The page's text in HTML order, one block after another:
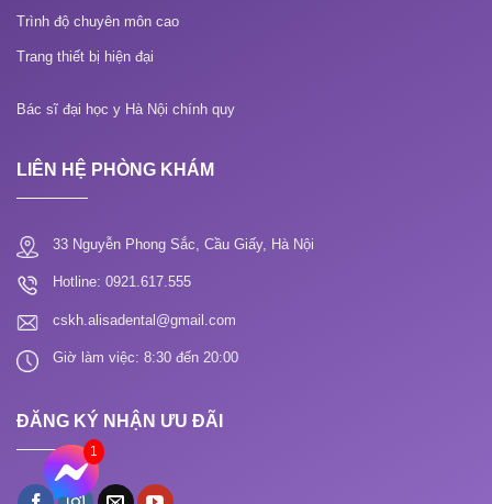
Trình độ chuyên môn cao
Trang thiết bị hiện đại
Bác sĩ đại học y Hà Nội chính quy
LIÊN HỆ PHÒNG KHÁM
33 Nguyễn Phong Sắc, Cầu Giấy, Hà Nội
Hotline: 0921.617.555
cskh.alisadental@gmail.com
Giờ làm việc: 8:30 đến 20:00
ĐĂNG KÝ NHẬN ƯU ĐÃI
1